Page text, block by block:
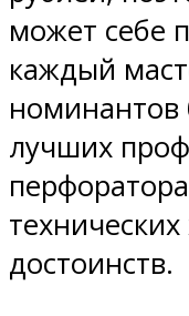
может себе
каждый
лучших
достоинств.